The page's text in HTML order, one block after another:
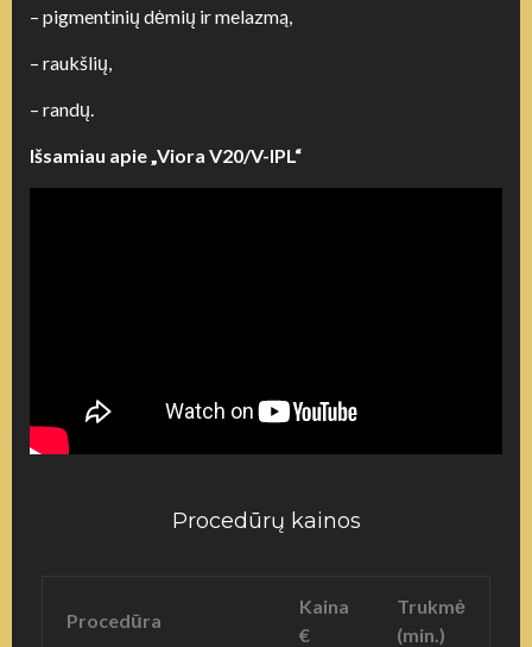
– pigmentinių dėmių ir melazmą,
– raukšlių,
– randų.
Išsamiau apie „Viora V20/V-IPL“
Procedūrų kainos
Procedūra
Kaina
€
Trukmė
(min.)